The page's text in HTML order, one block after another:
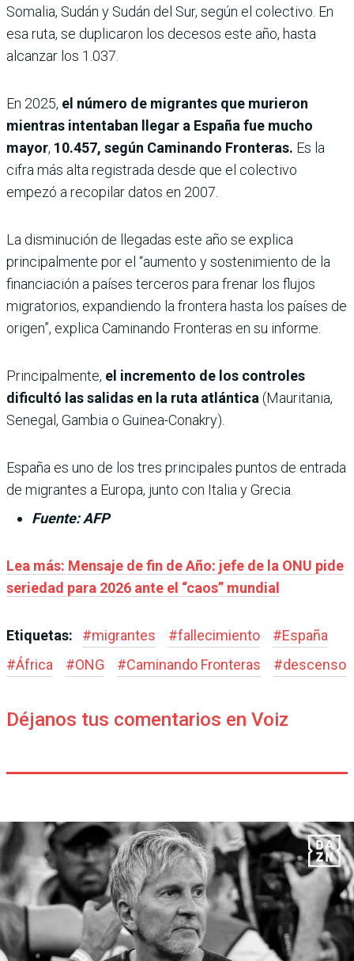
Somalia, Sudán y Sudán del Sur, según el colectivo. En
esa ruta, se duplicaron los decesos este año, hasta
alcanzar los 1.037.
En 2025, el número de migrantes que murieron
mientras intentaban llegar a España fue mucho
mayor, 10.457, según Caminando Fronteras. Es la
cifra más alta registrada desde que el colectivo
empezó a recopilar datos en 2007.
La disminución de llegadas este año se explica
principalmente por el “aumento y sostenimiento de la
financiación a países terceros para frenar los flujos
migratorios, expandiendo la frontera hasta los países de
origen”, explica Caminando Fronteras en su informe.
Principalmente, el incremento de los controles
dificultó las salidas en la ruta atlántica (Mauritania,
Senegal, Gambia o Guinea-Conakry).
España es uno de los tres principales puntos de entrada
de migrantes a Europa, junto con Italia y Grecia.
Fuente: AFP
Lea más: Mensaje de fin de Año: jefe de la ONU pide
seriedad para 2026 ante el “caos” mundial
Etiquetas: #migrantes #fallecimiento #España
#África #ONG #Caminando Fronteras #descenso
Déjanos tus comentarios en Voiz